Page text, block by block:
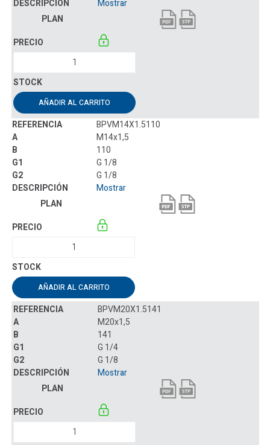
Mostrar
AÑADIR AL CARRITO
BPVM14X1.5110
M14x1,5
110
G 1/8
G 1/8
Mostrar
AÑADIR AL CARRITO
BPVM20X1.5141
M20x1,5
141
G 1/4
G 1/8
Mostrar